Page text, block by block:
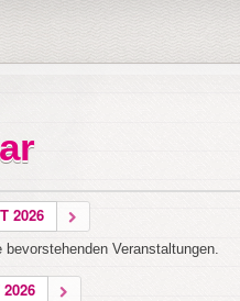
2026
Veranstaltungen.